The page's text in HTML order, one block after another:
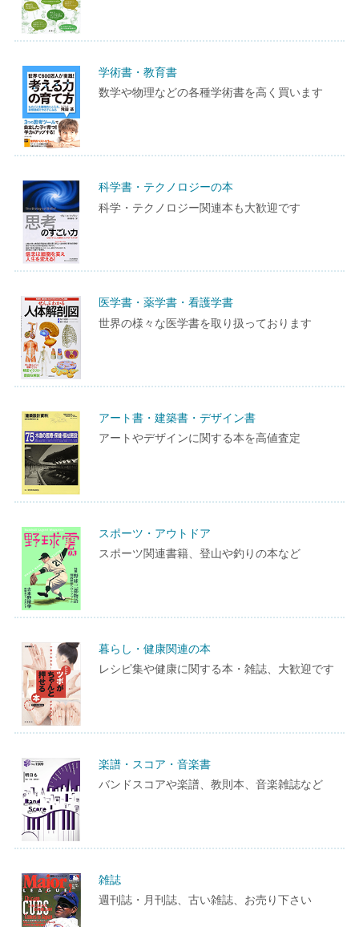
学術書・教育書
数学や物理などの各種学術書を高く買います
科学書・テクノロジーの本
科学・テクノロジー関連本も大歓迎です
医学書・薬学書・看護学書
世界の様々な医学書を取り扱っております
アート書・建築書・デザイン書
アートやデザインに関する本を高値査定
スポーツ・アウトドア
スポーツ関連書籍、登山や釣りの本など
暮らし・健康関連の本
レシピ集や健康に関する本・雑誌、大歓迎です
楽譜・スコア・音楽書
バンドスコアや楽譜、教則本、音楽雑誌など
雑誌
週刊誌・月刊誌、古い雑誌、お売り下さい